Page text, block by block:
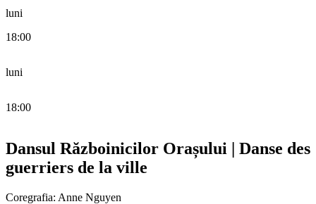
luni
18:00
luni
18:00
Dansul Războinicilor Orașului | Danse des
guerriers de la ville
Coregrafia: Anne Nguyen